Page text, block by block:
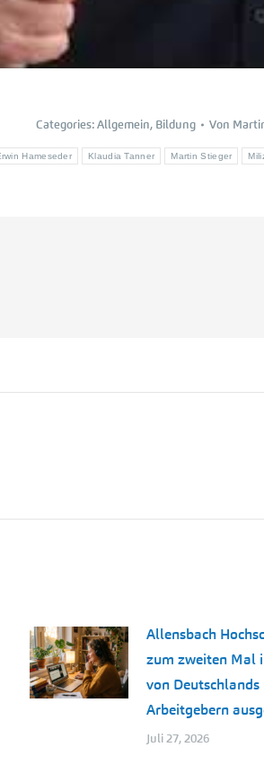
Categories:Allgemein, Bildung Von
Hameseder Klaudia Tanner Martin Stieger
Allensbach
zum zweiten Mal
von
Arbeitgebern
Juli 27, 2026